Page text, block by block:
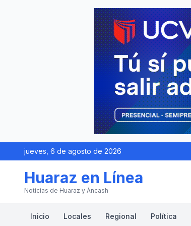
jueves, 6 de agosto de 2026
Huaraz en Línea
Noticias de Huaraz y Áncash
Inicio Locales Regional Política